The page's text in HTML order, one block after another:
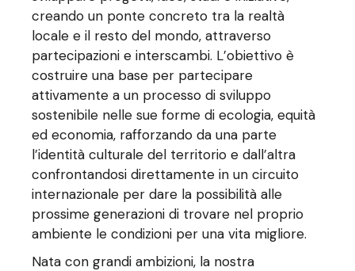
creando un ponte concreto tra la realtà
locale e il resto del mondo, attraverso
partecipazioni e interscambi. L’obiettivo è
costruire una base per partecipare
attivamente a un processo di sviluppo
sostenibile nelle sue forme di ecologia, equità
ed economia, rafforzando da una parte
l’identità culturale del territorio e dall’altra
confrontandosi direttamente in un circuito
internazionale per dare la possibilità alle
prossime generazioni di trovare nel proprio
ambiente le condizioni per una vita migliore.
Nata con grandi ambizioni, la nostra